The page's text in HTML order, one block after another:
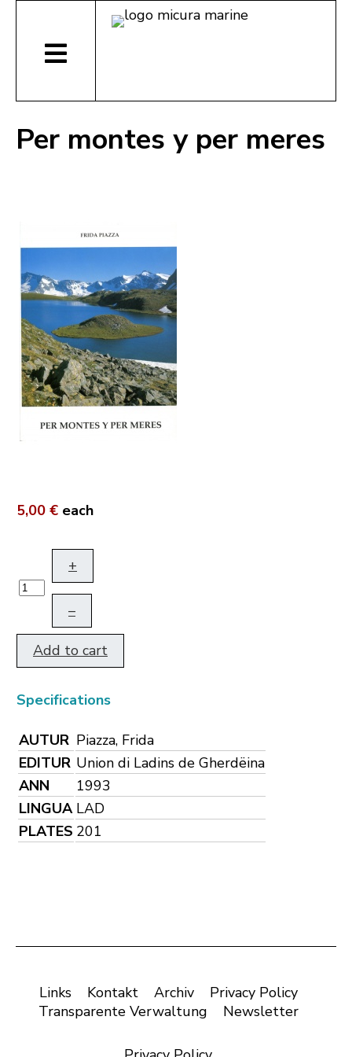
Per montes y per meres
5,00 € each
+
–
Add to cart
Specifications
AUTUR Piazza, Frida
EDITUR Union di Ladins de Gherdëina
ANN
1993
LINGUA LAD
PLATES 201
Links Kontakt Archiv
Privacy Policy
Transparente Verwaltung
Newsletter